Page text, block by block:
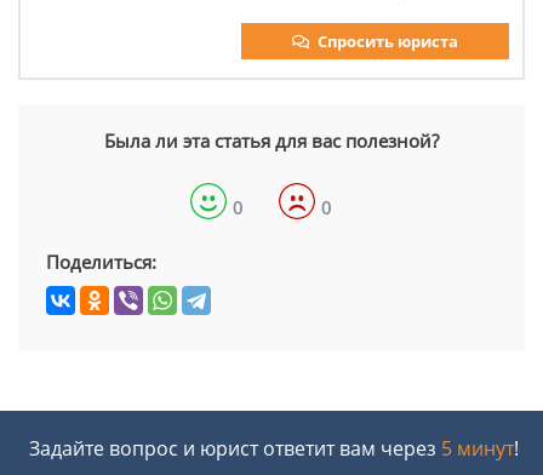
Спросить юриста
Была ли эта статья для вас полезной?
0 0
Поделиться:
Задайте вопрос и юрист ответит вам через 5 минут!